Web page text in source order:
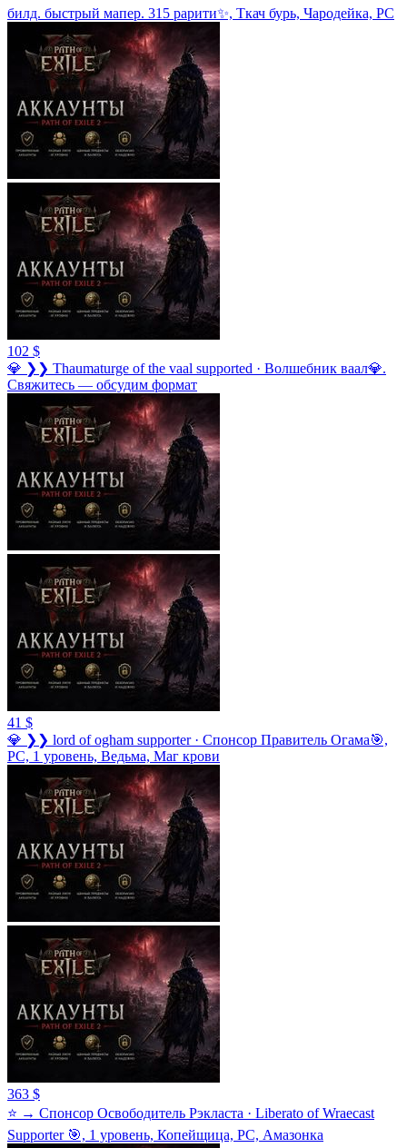
билд. быстрый мапер. 315 рарити✨, Ткач бурь, Чародейка, PC
102 $
💎 ❯❯ Thaumaturge of the vaal supported · Волшебник ваал💎.
Свяжитесь — обсудим формат
41 $
💎 ❯❯ lord of ogham supporter · Спонсор Правитель Огама🎯,
PC, 1 уровень, Ведьма, Маг крови
363 $
⭐ → Спонсор Освободитель Рэкласта · Liberato of Wraecast
Supporter 🎯, 1 уровень, Копейщица, PC, Амазонка